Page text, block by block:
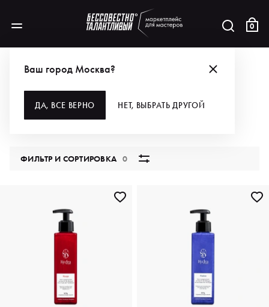
0
Ваш город Москва?
ДА, ВСЕ ВЕРНО НЕТ, ВЫБРАТЬ ДРУГОЙ
ВСЕ КАТЕГОРИИ
ФИЛЬТР И СОРТИРОВКА0